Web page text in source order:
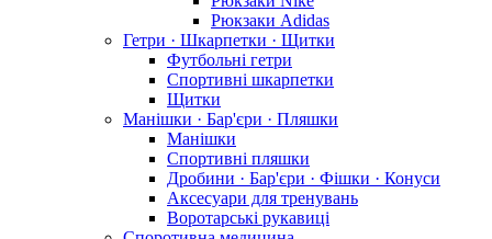
Рюкзаки Adidas
Гетри · Шкарпетки · Щитки
Футбольні гетри
Спортивні шкарпетки
Щитки
Манішки · Бар'єри · Пляшки
Манішки
Спортивні пляшки
Дробини · Бар'єри · Фішки · Конуси
Аксесуари для тренувань
Воротарські рукавиці